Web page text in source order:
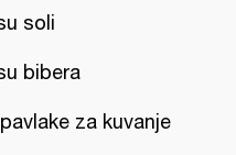
soli
bibera
za kuvanje